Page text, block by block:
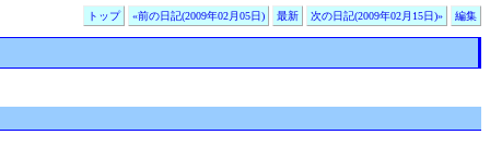
トップ «前の日記(2009年02月05日) 最新 次の日記(2009年02月15日)» 編集